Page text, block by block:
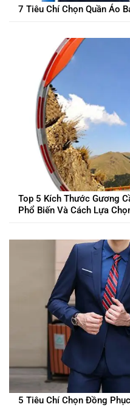
7 Tiêu Chí Chọn Quần Áo
Top 5 Kích Thước Gương
Phổ Biến Và Cách Lựa
5 Tiêu Chí Chọn Đồng